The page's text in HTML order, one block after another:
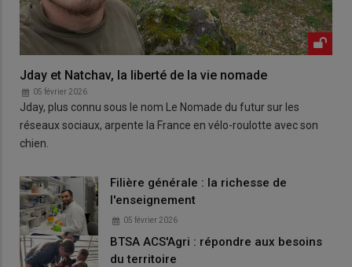
Jday et Natchav, la liberté de la vie nomade
05 février 2026
Jday, plus connu sous le nom Le Nomade du futur sur les
réseaux sociaux, arpente la France en vélo-roulotte avec son
chien.
Filière générale : la richesse de
l'enseignement
05 février 2026
BTSA ACS'Agri : répondre aux besoins
du territoire